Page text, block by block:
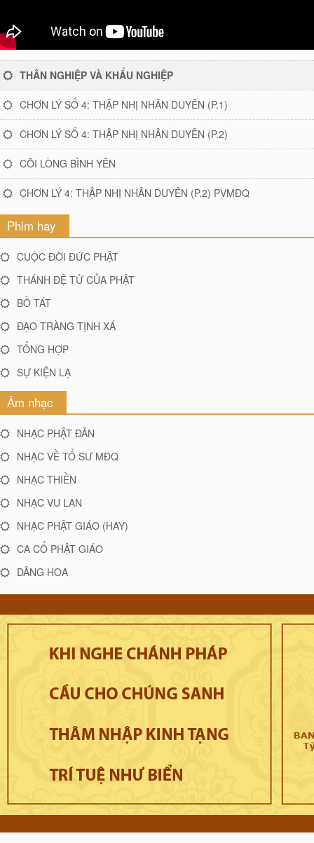
THÂN NGHIỆP VÀ KHẨU NGHIỆP
CHƠN LÝ SỐ 4: THẬP NHỊ NHÂN DUYÊN (P.1)
CHƠN LÝ SỐ 4: THẬP NHỊ NHÂN DUYÊN (P.2)
CÕI LÒNG BÌNH YÊN
CHƠN LÝ 4: THẬP NHỊ NHÂN DUYÊN (P.2) PVMĐQ
Phim hay
CUỘC ĐỜI ĐỨC PHẬT
THÁNH ĐỆ TỬ CỦA PHẬT
BỒ TÁT
ĐẠO TRÀNG TỊNH XÁ
TỔNG HỢP
SỰ KIỆN LẠ
Âm nhạc
NHẠC PHẬT ĐẢN
NHẠC VỀ TỔ SƯ MĐQ
NHẠC THIỀN
NHẠC VU LAN
NHẠC PHẬT GIÁO (HAY)
CA CỔ PHẬT GIÁO
DÂNG HOA